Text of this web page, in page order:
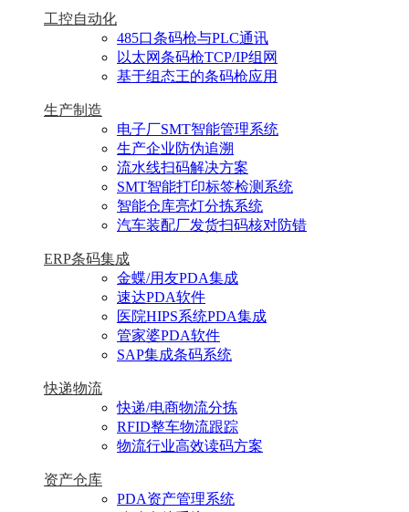
工控自动化
485口条码枪与PLC通讯
以太网条码枪TCP/IP组网
基于组态王的条码枪应用
生产制造
电子厂SMT智能管理系统
生产企业防伪追溯
流水线扫码解决方案
SMT智能打印标签检测系统
智能仓库亮灯分拣系统
汽车装配厂发货扫码核对防错
ERP条码集成
金蝶/用友PDA集成
速达PDA软件
医院HIPS系统PDA集成
管家婆PDA软件
SAP集成条码系统
快递物流
快递/电商物流分拣
RFID整车物流跟踪
物流行业高效读码方案
资产仓库
PDA资产管理系统